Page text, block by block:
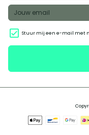
Stuur mij een e-mail met
Betaalmethoden